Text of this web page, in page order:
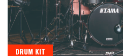
DRUM KIT